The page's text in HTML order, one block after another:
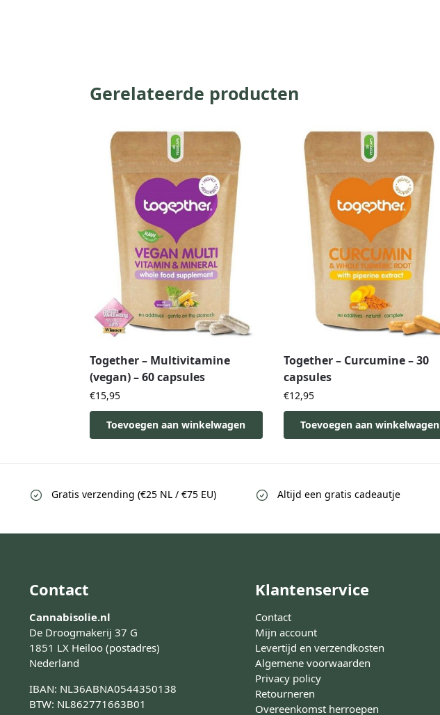
Gerelateerde producten
Together – Multivitamine
(vegan) – 60 capsules
€15,95
Toevoegen aan winkelwagen
Together – Curcumine – 30
capsules
€12,95
Toevoegen aan winkelwagen
Gratis verzending (€25 NL / €75 EU) Altijd een gratis cadeautje
Contact
Cannabisolie.nl
De Droogmakerij 37 G
1851 LX Heiloo (postadres)
Nederland
IBAN: NL36ABNA0544350138
BTW: NL862771663B01
Klantenservice
Contact
Mijn account
Levertijd en verzendkosten
Algemene voorwaarden
Privacy policy
Retourneren
Overeenkomst herroepen